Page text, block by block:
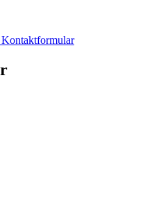
Kontaktformular